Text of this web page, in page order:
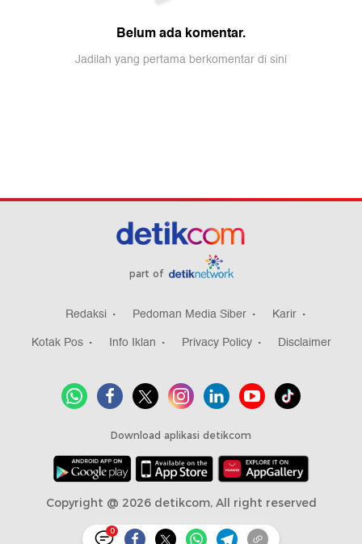
0
part of
Redaksi Pedoman Media Siber
Karir
Kotak Pos
Info Iklan Privacy Policy Disclaimer
Download aplikasi detikcom
Copyright @ 2026 detikcom, All right reserved